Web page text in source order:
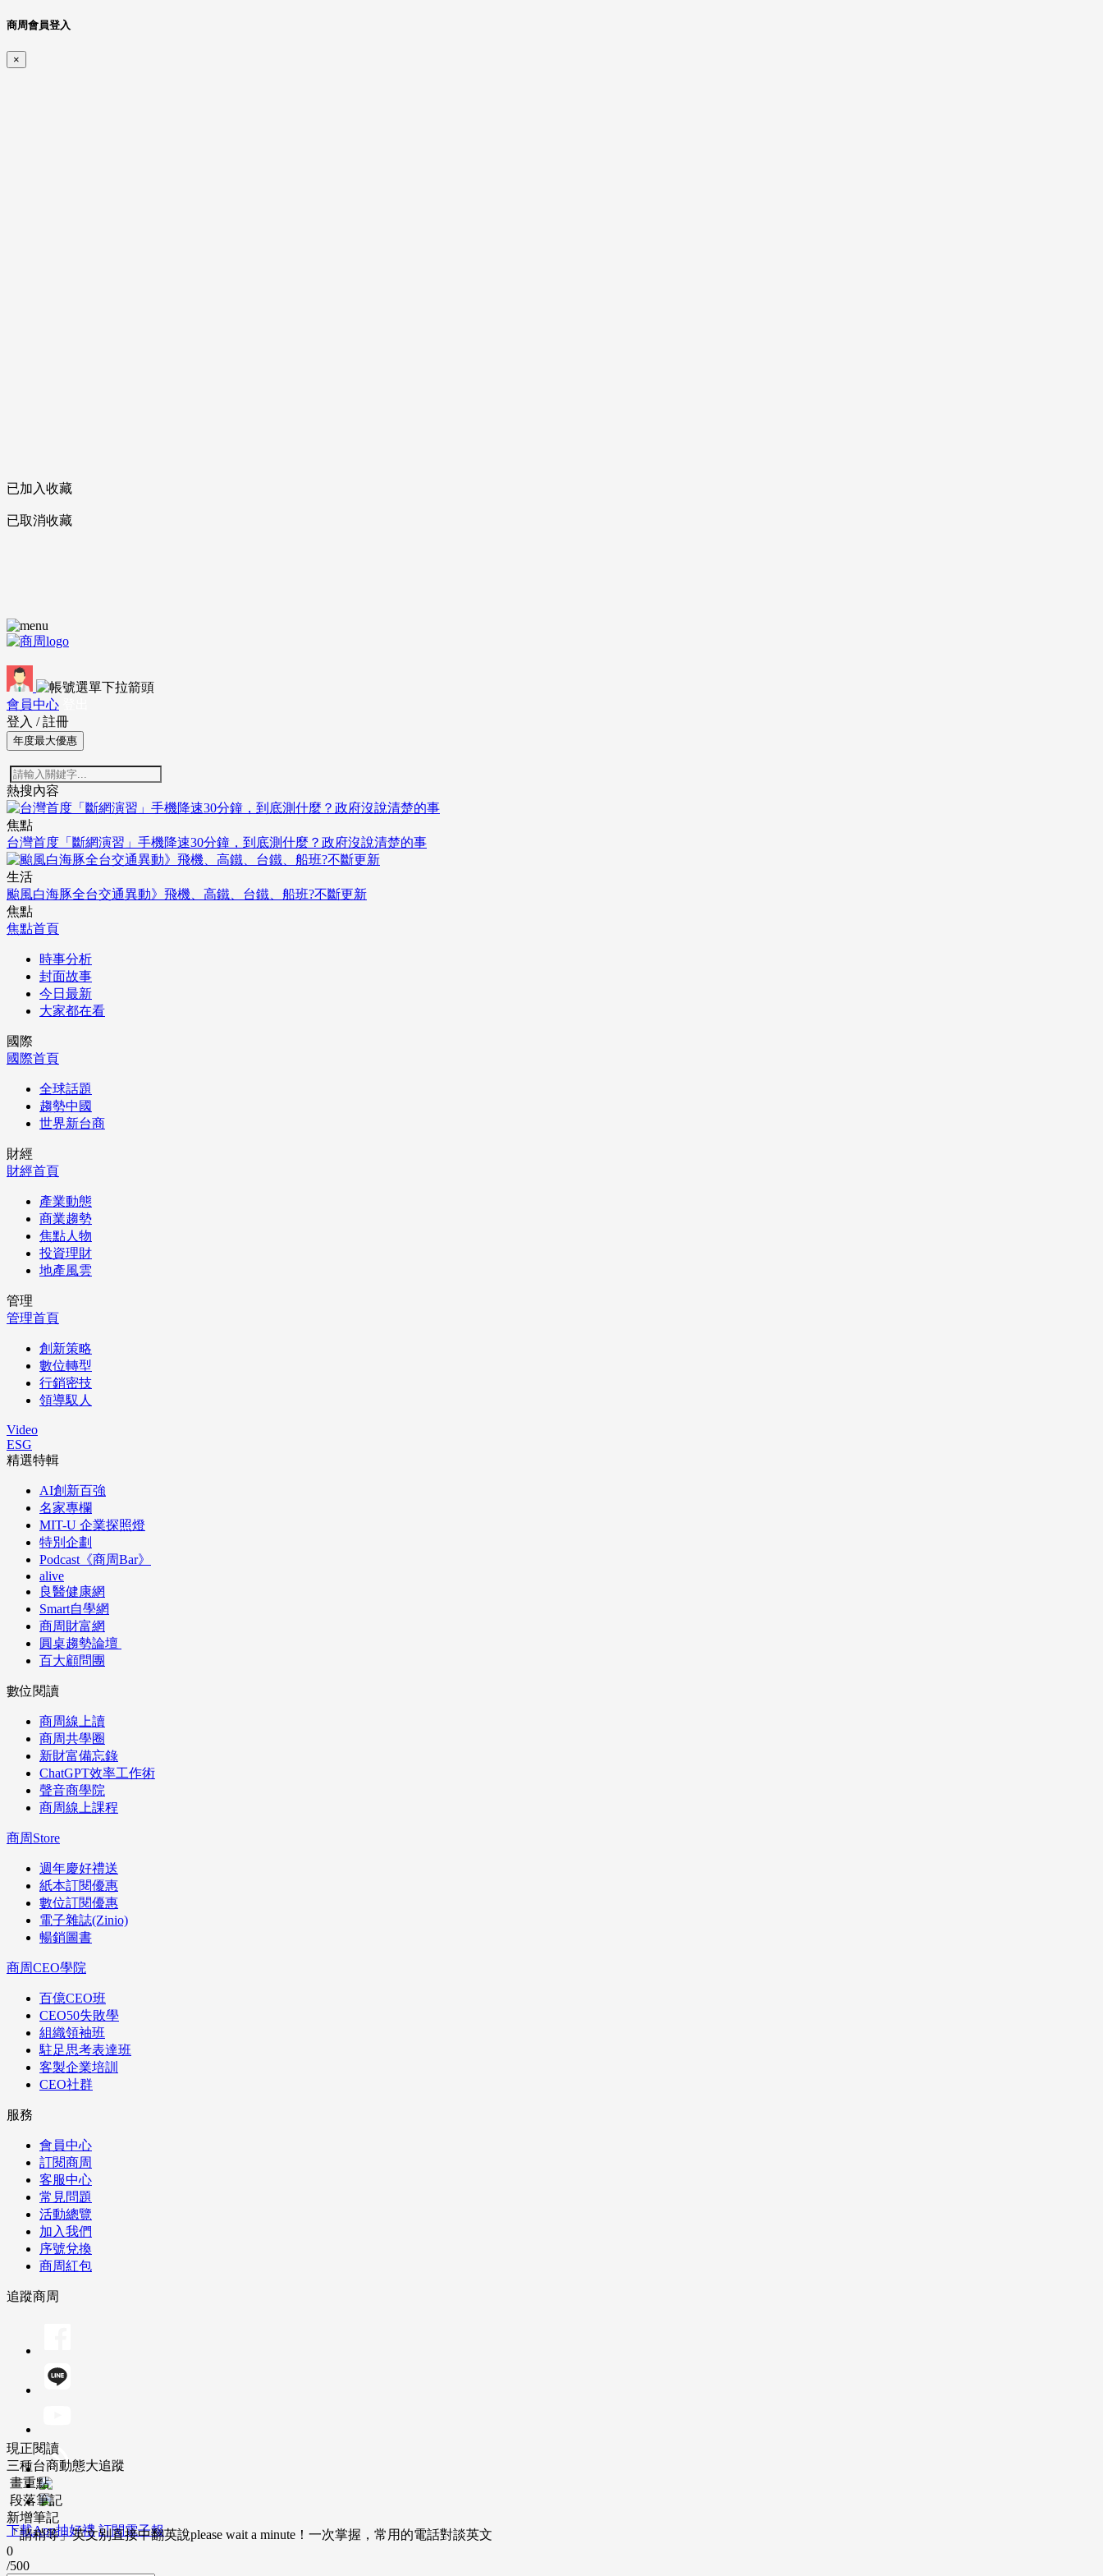
商周會員登入
×
已加入收藏
已取消收藏
會員中心
登入 / 註冊
年度最大優惠
熱搜內容
焦點
台灣首度「斷網演習」手機降速30分鐘，到底測什麼？政府沒說清楚的事
生活
颱風白海豚全台交通異動》飛機、高鐵、台鐵、船班?不斷更新
焦點
焦點首頁
時事分析
封面故事
今日最新
大家都在看
國際
國際首頁
全球話題
趨勢中國
世界新台商
財經
財經首頁
產業動態
商業趨勢
焦點人物
投資理財
地產風雲
管理
管理首頁
創新策略
數位轉型
行銷密技
領導馭人
Video
ESG
精選特輯
AI創新百強
名家專欄
MIT-U 企業探照燈
特別企劃
Podcast《商周Bar》
alive
良醫健康網
Smart自學網
商周財富網
圓桌趨勢論壇
百大顧問團
數位閱讀
商周線上讀
商周共學圈
新財富備忘錄
ChatGPT效率工作術
聲音商學院
商周線上課程
商周Store
週年慶好禮送
紙本訂閱優惠
數位訂閱優惠
電子雜誌(Zinio)
暢銷圖書
商周CEO學院
百億CEO班
CEO50失敗學
組織領袖班
駐足思考表達班
客製企業培訓
CEO社群
服務
會員中心
訂閱商周
客服中心
常見問題
活動總覽
加入我們
序號兌換
商周紅包
追蹤商周
下載App抽好禮 訂閱電子報
現正閱讀
三種台商動態大追蹤
畫重點
段落筆記
新增筆記
「請稍等」英文別直接中翻英說please wait a minute！一次掌握，常用的電話對談英文
0
/500